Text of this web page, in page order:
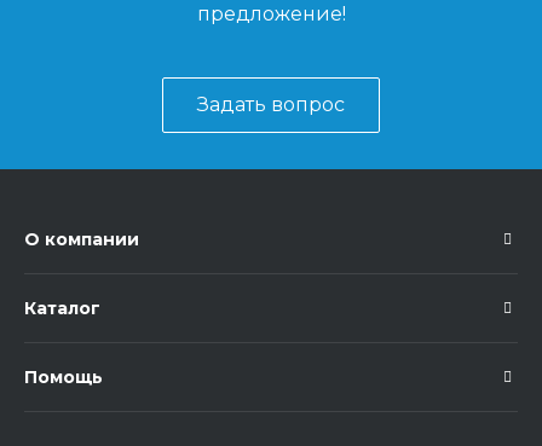
предложение!
Задать вопрос
О компании
Каталог
Помощь